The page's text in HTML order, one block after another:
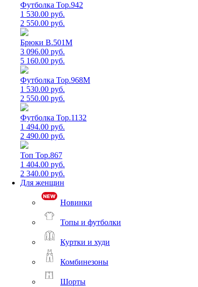
Футболка Top.942
1 530.00 руб.
2 550.00 руб.
Брюки B.501M
3 096.00 руб.
5 160.00 руб.
Футболка Top.968M
1 530.00 руб.
2 550.00 руб.
Футболка Top.1132
1 494.00 руб.
2 490.00 руб.
Топ Top.867
1 404.00 руб.
2 340.00 руб.
Для женщин
Новинки
Топы и футболки
Куртки и худи
Комбинезоны
Шорты